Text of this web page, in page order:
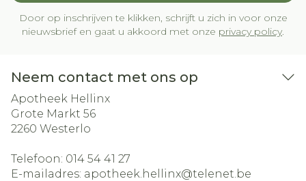
Door op inschrijven te klikken, schrijft u zich in voor onze
nieuwsbrief en gaat u akkoord met onze privacy policy.
Neem contact met ons op
Apotheek Hellinx
Grote Markt 56
2260 Westerlo
Telefoon: 014 54 41 27
E-mailadres: apotheek.hellinx@telenet.be